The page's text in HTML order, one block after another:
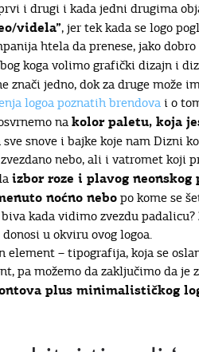
i drugi i kada jedni drugima
videla”, jer tek kada se logo
htela da prenese, jako
koga volimo grafički dizajn i
znači jedno, dok za druge može
logoa poznatih brendova i o
na kolor paletu, koja
sve snove i bajke koje nam Dizni
nebo, ali i vatromet koji
izbor roze i plavog
noćno nebo po kome se
kada vidimo zvezdu
u okviru ovog logoa.
element – tipografija, koja se
pa možemo da zaključimo da
plus minimalističkog